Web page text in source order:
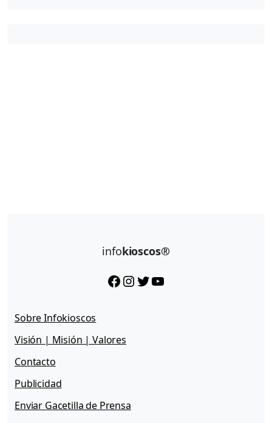
infokioscos®
Facebook InstagramTwitter YouTube
Sobre Infokioscos
Visión | Misión | Valores
Contacto
Publicidad
Enviar Gacetilla de Prensa